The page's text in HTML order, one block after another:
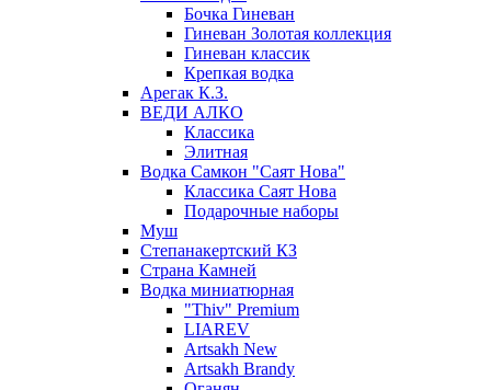
Бочка Гиневан
Гиневан Золотая коллекция
Гиневан классик
Крепкая водка
Арегак К.З.
ВЕДИ АЛКО
Классика
Элитная
Водка Самкон "Саят Нова"
Классика Саят Нова
Подарочные наборы
Муш
Степанакертский КЗ
Страна Камней
Водка миниатюрная
"Thiv" Premium
LIAREV
Artsakh New
Artsakh Brandy